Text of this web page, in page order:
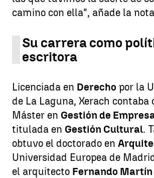
camino con ella", añade la
Su carrera como
escritora
Licenciada en Derecho por la
de La Laguna, Xerach contaba
Máster en Gestión de
titulada en Gestión Cultural.
obtuvo el doctorado en
Universidad Europea de
el arquitecto Fernando